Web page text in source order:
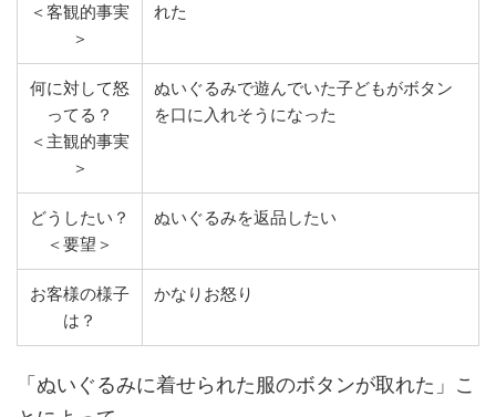
＜客観的事実
＞
れた
何に対して怒
ってる？
＜主観的事実
＞
ぬいぐるみで遊んでいた子どもがボタン
を口に入れそうになった
どうしたい？
＜要望＞
ぬいぐるみを返品したい
お客様の様子
は？
かなりお怒り
「ぬいぐるみに着せられた服のボタンが取れた」こ